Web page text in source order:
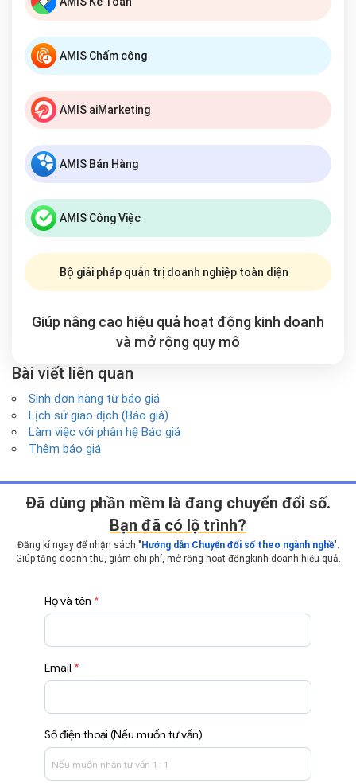
AMIS Chấm công
AMIS aiMarketing
AMIS Bán Hàng
AMIS Công Việc
Bộ giải pháp quản trị doanh nghiệp toàn diện
Giúp nâng cao hiệu quả hoạt động kinh doanh
và mở rộng quy mô
Bài viết liên quan
Sinh đơn hàng từ báo giá
Lịch sử giao dịch (Báo giá)
Làm việc với phân hệ Báo giá
Thêm báo giá
Ðã dùng phần mềm là đang chuyển đổi số.
Bạn đã có lộ trình?
Đăng kí ngay để nhận sách " Hướng dẫn Chuyển đổi số theo ngành nghề".
Giúp tăng doanh thu, giảm chi phí, mở rộng hoạt động kinh doanh hiệu quả.
Họ và tên *
Email *
Số điện thoại (Nếu muốn tư vấn)